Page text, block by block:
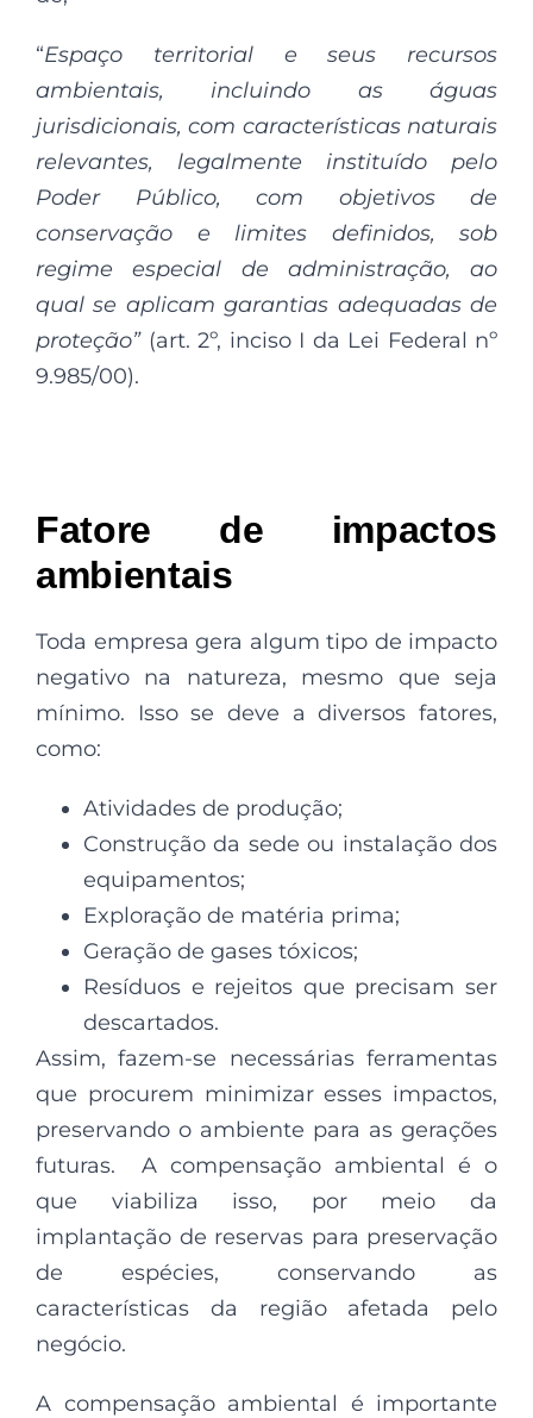
“Espaço territorial e seus recursos
ambientais, incluindo as águas
jurisdicionais, com características naturais
relevantes, legalmente instituído pelo
Poder Público, com objetivos de
conservação e limites definidos, sob
regime especial de administração, ao
qual se aplicam garantias adequadas de
proteção” (art. 2º, inciso I da Lei Federal nº
9.985/00).
Fatore de impactos
ambientais
Toda empresa gera algum tipo de impacto
negativo na natureza, mesmo que seja
mínimo. Isso se deve a diversos fatores,
como:
Atividades de produção;
Construção da sede ou instalação dos
equipamentos;
Exploração de matéria prima;
Geração de gases tóxicos;
Resíduos e rejeitos que precisam ser
descartados.
Assim, fazem-se necessárias ferramentas
que procurem minimizar esses impactos,
preservando o ambiente para as gerações
futuras. A compensação ambiental é o
que viabiliza isso, por meio da
implantação de reservas para preservação
de espécies, conservando as
características da região afetada pelo
negócio.
A compensação ambiental é importante